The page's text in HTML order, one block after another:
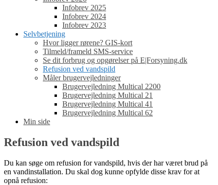
Infobrev 2025
Infobrev 2024
Infobrev 2023
Selvbetjening
Hvor ligger rørene? GIS-kort
Tilmeld/frameld SMS-service
Se dit forbrug og opgørelser på E|Forsyning.dk
Refusion ved vandspild
Måler brugervejledninger
Brugervejledning Multical 2200
Brugervejledning Multical 21
Brugervejledning Multical 41
Brugervejledning Multical 62
Min side
Refusion ved vandspild
Du kan søge om refusion for vandspild, hvis der har været brud på
en vandinstallation. Du skal dog kunne opfylde disse krav for at
opnå refusion: